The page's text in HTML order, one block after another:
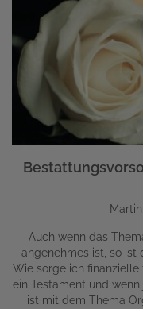
Auch wenn das
angenehmes ist, so ist
Wie sorge ich
ein Testament und
ist mit dem Thema